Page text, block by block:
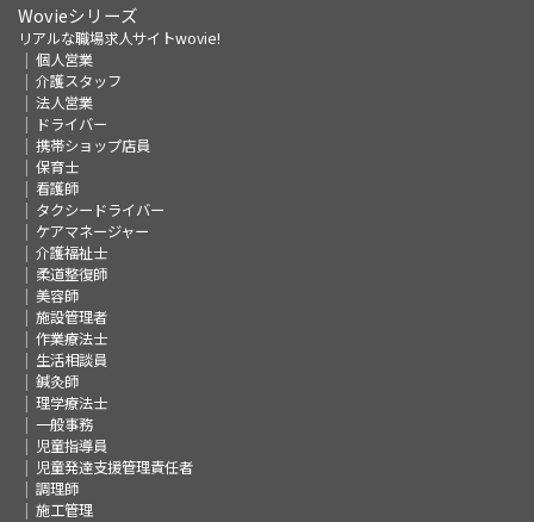
Wovieシリーズ
リアルな職場求人サイトwovie!
個人営業
介護スタッフ
法人営業
ドライバー
携帯ショップ店員
保育士
看護師
タクシードライバー
ケアマネージャー
介護福祉士
柔道整復師
美容師
施設管理者
作業療法士
生活相談員
鍼灸師
理学療法士
一般事務
児童指導員
児童発達支援管理責任者
調理師
施工管理